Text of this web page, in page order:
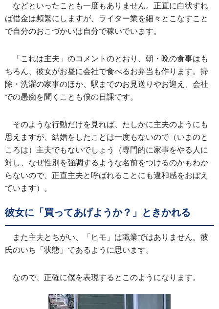
などといったことも一度もありません。正直に白状すれ
ば借金は頻繁にしますが、ライター業を細々とこなすこと
で自分のおこづかいは自分で稼いでいます。
「これは主夫」のコメントのとおり、朝・晩の食事はも
ちろん、彼女がお昼に会社で食べるお弁当も作ります。掃
除・洗濯の家事のほか、駅までのお見送りやお迎え、会社
での愚痴を聞くことも僕の日課です。
そのような行動だけを見れば、たしかに主夫のようにも
思えますが、結婚をしたことは一度もないので（いまのと
ころは）主夫でもないでしょう（専門的に家事をやる人に
対し、なぜ性別を強調するような名前をつけるのかもわか
らないので、正直主夫と呼ばれることにも違和感をおぼえ
ています）。
彼女に「買ってあげようか？」ときかれる
また主夫とちがい、「ヒモ」は職業ではありません。彼
氏のいち「状態」であるように思います。
なので、正確に僕を表現するとこのようになります。